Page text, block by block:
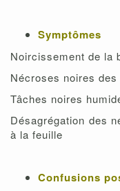
Symptômes
Noircissement de la
Nécroses noires des
Tâches noires
Désagrégation des
à la feuille
Confusions